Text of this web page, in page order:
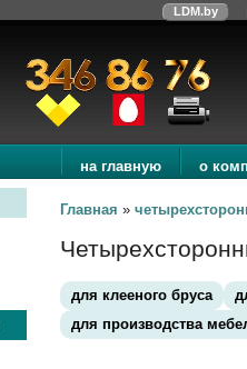
LDM.by
на главную о
Главная »
для клееного бруса
для производства